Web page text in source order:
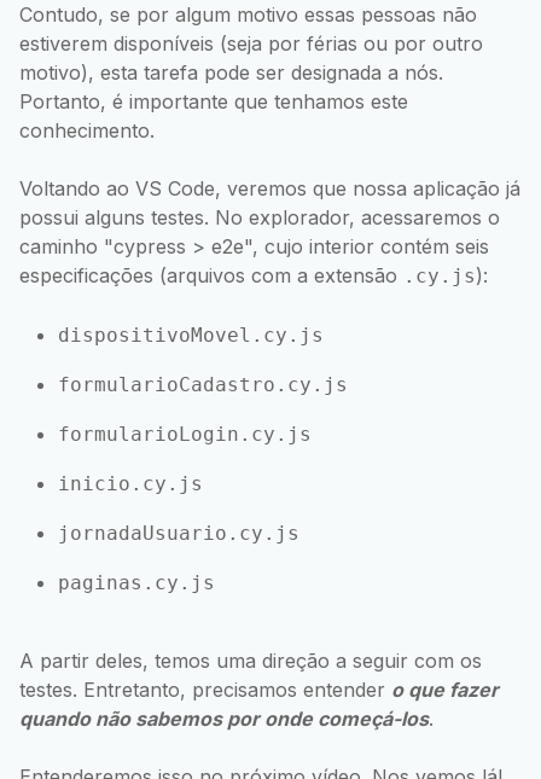
Contudo, se por algum motivo essas pessoas não
estiverem disponíveis (seja por férias ou por outro
motivo), esta tarefa pode ser designada a nós.
Portanto, é importante que tenhamos este
conhecimento.
Voltando ao VS Code, veremos que nossa aplicação já
possui alguns testes. No explorador, acessaremos o
caminho "cypress > e2e", cujo interior contém seis
especificações (arquivos com a extensão .cy.js):
dispositivoMovel.cy.js
formularioCadastro.cy.js
formularioLogin.cy.js
inicio.cy.js
jornadaUsuario.cy.js
paginas.cy.js
A partir deles, temos uma direção a seguir com os
testes. Entretanto, precisamos entender o que fazer
quando não sabemos por onde começá-los.